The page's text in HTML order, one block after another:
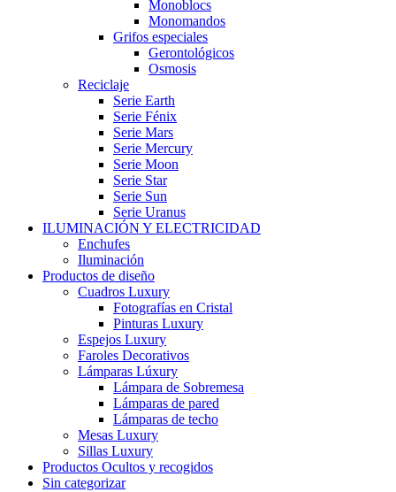
Monoblocs
Monomandos
Grifos especiales
Gerontológicos
Osmosis
Reciclaje
Serie Earth
Serie Fénix
Serie Mars
Serie Mercury
Serie Moon
Serie Star
Serie Sun
Serie Uranus
ILUMINACIÓN Y ELECTRICIDAD
Enchufes
Iluminación
Productos de diseño
Cuadros Luxury
Fotografías en Cristal
Pinturas Luxury
Espejos Luxury
Faroles Decorativos
Lámparas Lúxury
Lámpara de Sobremesa
Lámparas de pared
Lámparas de techo
Mesas Luxury
Sillas Luxury
Productos Ocultos y recogidos
Sin categorizar